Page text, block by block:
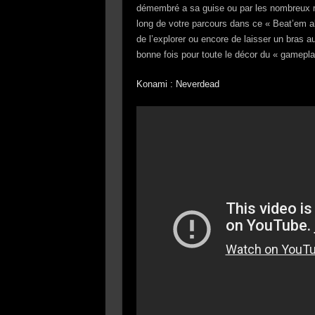
démembré a sa guise ou par les
long de votre parcours dans ce « Beat’em
de l’explorer ou encore de laisser un bras
bonne fois pour toute le décor du «
Konami : Neverdead